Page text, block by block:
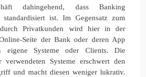
dahingehend, dass Banking
ist. Im Gegensatz zum
Privatkunden wird hier in der
Seite der Bank oder deren App
eigene Systeme oder Clients. Die
verwendeten Systeme erschwert den
und macht diesen weniger lukrativ.